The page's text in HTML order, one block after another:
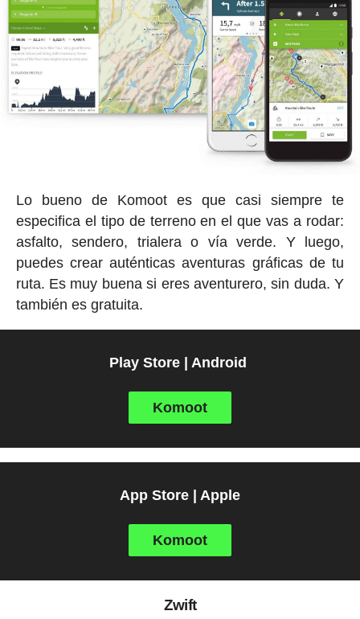
Lo bueno de Komoot es que casi siempre te
especifica el tipo de terreno en el que vas a rodar:
asfalto, sendero, trialera o vía verde. Y luego,
puedes crear auténticas aventuras gráficas de tu
ruta. Es muy buena si eres aventurero, sin duda. Y
también es gratuita.
Play Store | Android
Komoot
App Store | Apple
Komoot
Zwift